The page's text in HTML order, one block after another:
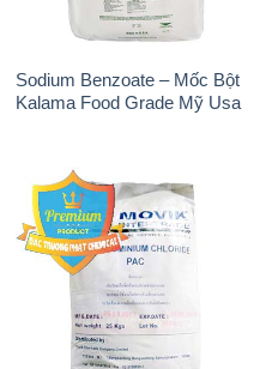
Sodium Benzoate – Mốc Bột
Kalama Food Grade Mỹ Usa